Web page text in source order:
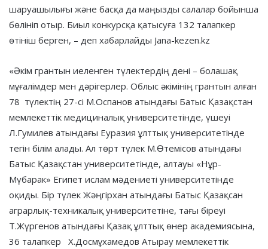
шаруашылығы және басқа да маңызды салалар бойынша
бөлініп отыр. Биыл конкурсқа қатысуға 132 талапкер
өтініш берген, – деп хабарлайды Jana-kezen.kz
«Әкім грантын иеленген түлектердің дені – болашақ
мұғалімдер мен дәрігерлер. Облыс әкімінің грантын алған
78 түлектің 27-сі М.Оспанов атындағы Батыс Қазақстан
мемлекеттік медициналық университетінде, үшеуі
Л.Гумилев атындағы Еуразия ұлттық университетінде
тегін білім алады. Ал төрт түлек М.Өтемісов атындағы
Батыс Қазақстан университетінде, алтауы «Нұр-
Мүбарак» Египет ислам мәдениеті университетінде
оқиды. Бір түлек Жәңгірхан атындағы Батыс Қазақсан
аграрлық-техникалық университетіне, тағы біреуі
Т.Жүргенов атындағы Қазақ ұлттық өнер академиясына,
36 талапкер Х.Досмұхамедов Атырау мемлекеттік